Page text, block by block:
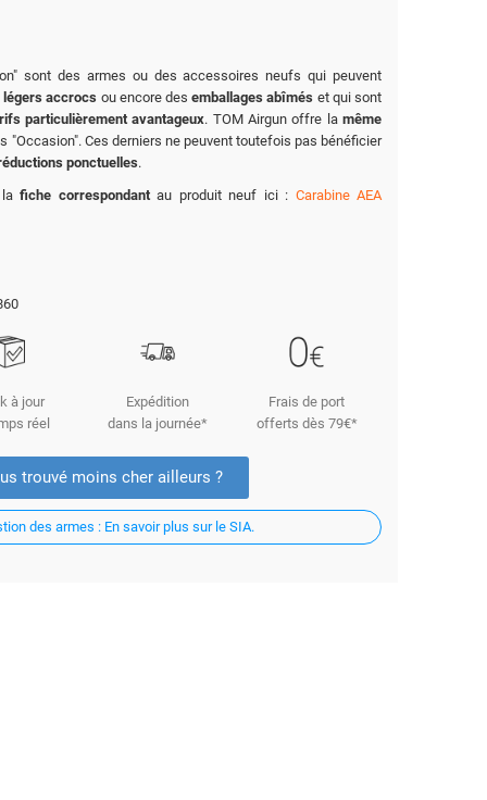
sont des armes ou des accessoires neufs qui peuvent
légers accrocs ou encore desemballages abîmés et qui sont
particulièrement avantageux. TOM Airgun offre lamême
"Occasion". Ces derniers ne peuvent toutefois pas bénéficier
ponctuelles.
lafiche correspondantau produit neuf ici : Carabine AEA
à jour
réel
Expédition
dans la journée*
Frais de port
offerts dès 79€*
trouvé moins cher ailleurs ?
des armes : En savoir plus sur le SIA.